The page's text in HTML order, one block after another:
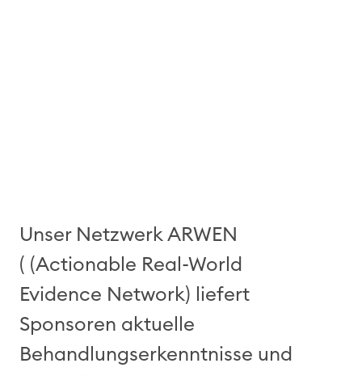
Unser Netzwerk ARWEN
( (Actionable Real-World
Evidence Network) liefert
Sponsoren aktuelle
Behandlungserkenntnisse und